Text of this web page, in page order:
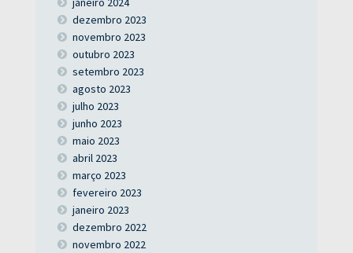
dezembro 2023
novembro 2023
outubro 2023
setembro 2023
agosto 2023
julho 2023
junho 2023
maio 2023
abril 2023
março 2023
fevereiro 2023
janeiro 2023
dezembro 2022
novembro 2022